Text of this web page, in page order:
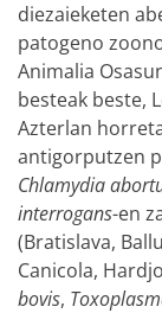
diezaieketen
patogeno
Animalia
besteak beste,
Azterlan
antigorputzen
Chlamydia
interrogans-en
(Bratislava,
Canicola,
bovis,